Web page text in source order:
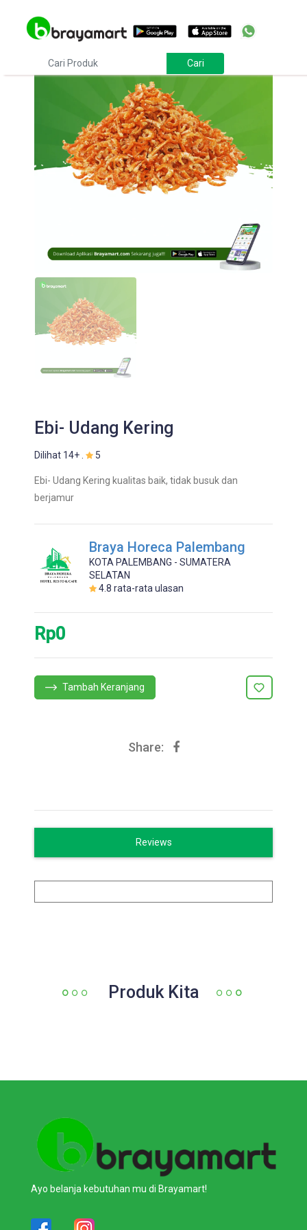
Ebi- Udang Kering
Dilihat 14+ . 5
Ebi- Udang Kering kualitas baik, tidak busuk dan
berjamur
Braya Horeca Palembang
KOTA PALEMBANG - SUMATERA
SELATAN
4.8 rata-rata ulasan
Rp0
Tambah Keranjang
Share:
Reviews
Produk Kita
Ayo belanja kebutuhan mu di Brayamart!